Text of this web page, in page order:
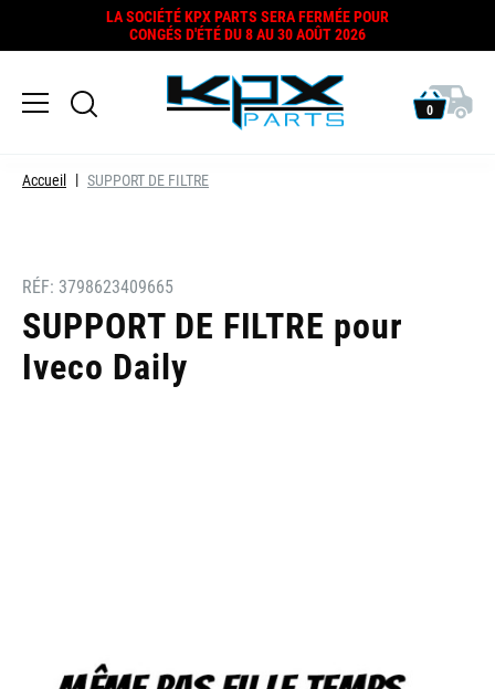
LA SOCIÉTÉ KPX PARTS SERA FERMÉE POUR
CONGÉS D'ÉTÉ DU 8 AU 30 AOÛT 2026
0
Accueil SUPPORT DE FILTRE
RÉF: 3798623409665
SUPPORT DE FILTRE pour
Iveco Daily